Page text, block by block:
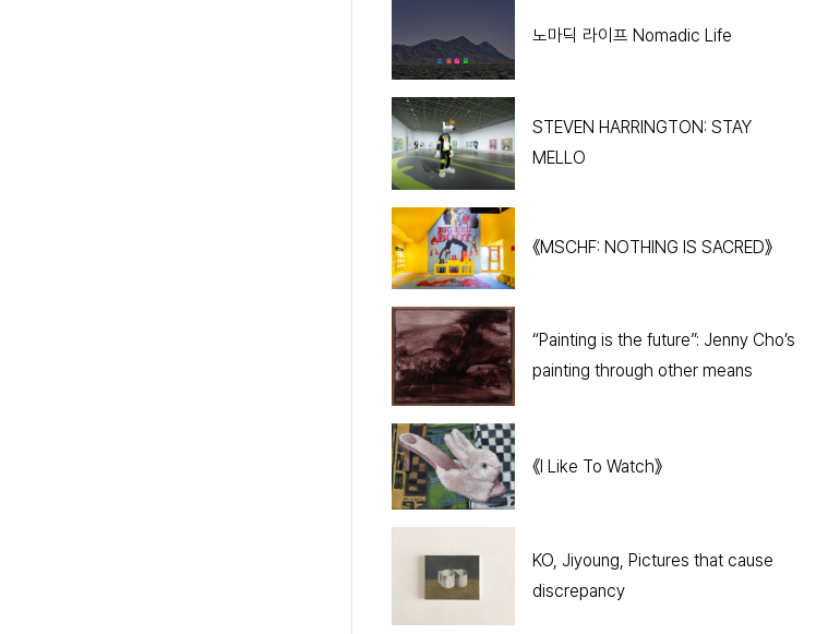
노마딕 라이프 Nomadic Life
STEVEN HARRINGTON: STAY
MELLO
《MSCHF: NOTHING IS SACRED》
“Painting is the future”: Jenny Cho’s
painting through other means
《I Like To Watch》
KO, Jiyoung, Pictures that cause
discrepancy